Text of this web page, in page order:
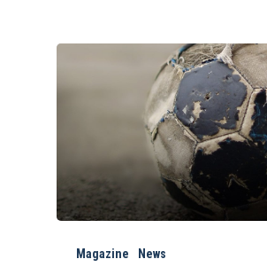
Magazine News